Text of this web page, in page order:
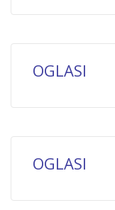
OGLASI
OGLASI